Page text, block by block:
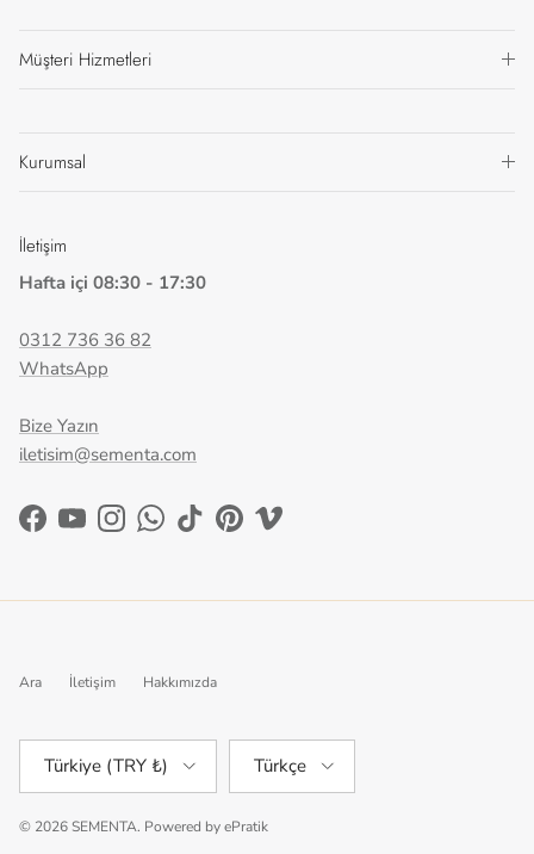
Müşteri Hizmetleri
Kurumsal
İletişim
Hafta içi 08:30 - 17:30
0312 736 36 82
WhatsApp
Bize Yazın
iletisim@sementa.com
Facebook
YouTubeInstagramWhatsApp
TikTokPinterestVimeo
Ara İletişim Hakkımızda
Türkiye (TRY ₺) Türkçe
© 2026SEMENTA. Powered byePratik